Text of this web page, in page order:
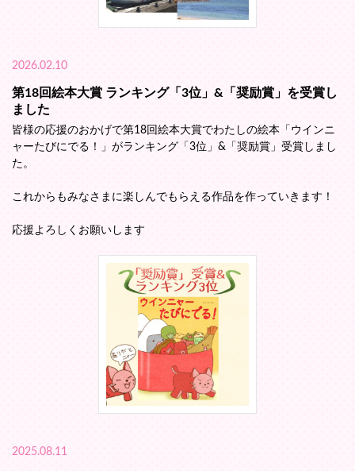
2026.02.10
第18回絵本大賞 ランキング「3位」&「奨励賞」を受賞し
ました
皆様の応援のおかげで第18回絵本大賞でわたしの絵本「ウインニ
ャーたびにでる！」がランキング「3位」&「奨励賞」受賞しまし
た。
これからもみなさまに楽しんでもらえる作品を作っていきます！
応援よろしくお願いします
2025.08.11